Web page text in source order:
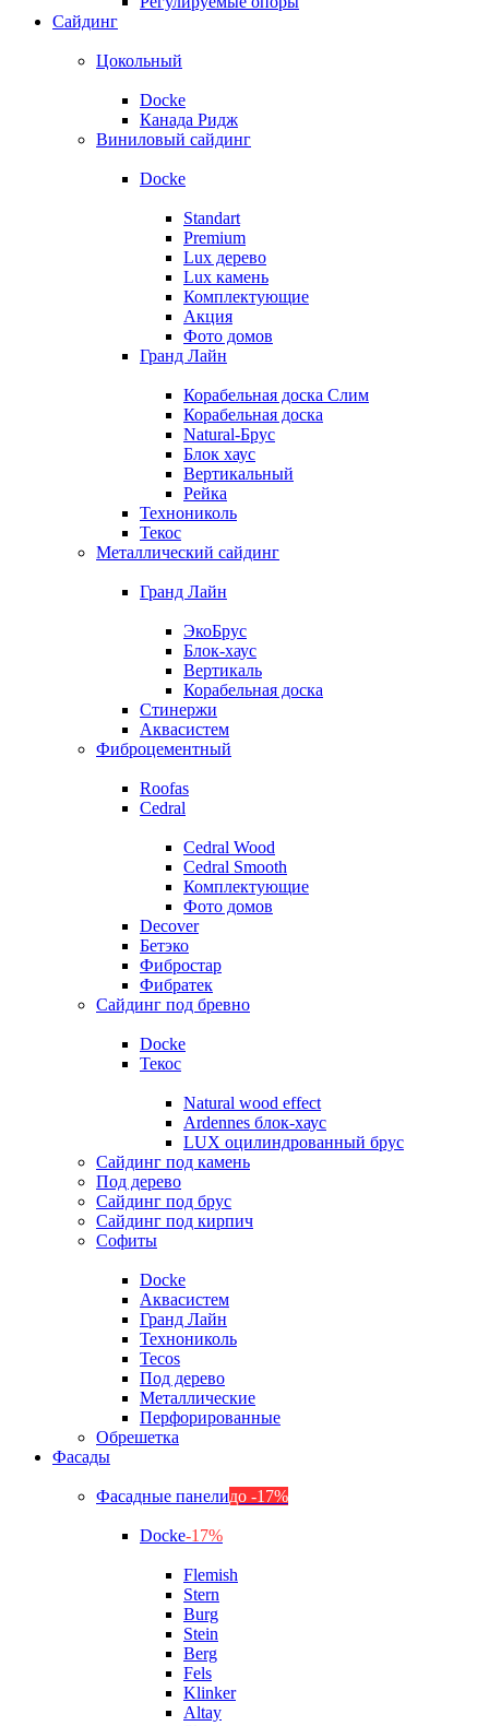
Сайдинг
Цокольный
Docke
Канада Ридж
Виниловый сайдинг
Docke
Standart
Premium
Lux дерево
Lux камень
Комплектующие
Акция
Фото домов
Гранд Лайн
Корабельная доска Слим
Корабельная доска
Natural-Брус
Блок хаус
Вертикальный
Рейка
Технониколь
Текос
Металлический сайдинг
Гранд Лайн
ЭкоБрус
Блок-хаус
Вертикаль
Корабельная доска
Стинержи
Аквасистем
Фиброцементный
Roofas
Cedral
Cedral Wood
Cedral Smooth
Комплектующие
Фото домов
Decover
Бетэко
Фибростар
Фибратек
Сайдинг под бревно
Docke
Текос
Natural wood effect
Ardennes блок-хаус
LUX оцилиндрованный брус
Сайдинг под камень
Под дерево
Сайдинг под брус
Сайдинг под кирпич
Софиты
Docke
Аквасистем
Гранд Лайн
Технониколь
Tecos
Под дерево
Металлические
Перфорированные
Обрешетка
Фасады
Фасадные панелидо -17%
Docke-17%
Flemish
Stern
Burg
Stein
Berg
Fels
Klinker
Altay